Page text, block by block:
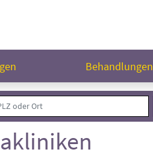
Behandlungen